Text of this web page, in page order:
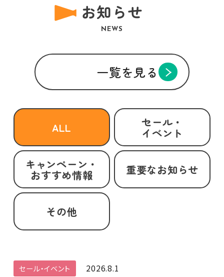
お知らせ
NEWS
一覧を見る
ALL セール・
イベント
キャンペーン・
おすすめ情報 重要なお知らせ
その他
セール・イベント
2026.8.1